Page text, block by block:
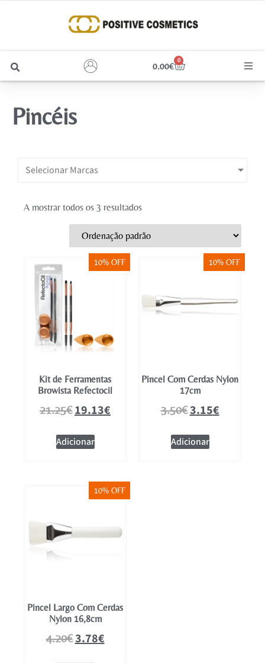
0.00€
0
Unhas
Mobiliário
Pincéis
Selecionar Marcas
A mostrar todos os 3 resultados
10% OFF
Kit de Ferramentas
Browista Refectocil
21.25€19.13€
Adicionar
10% OFF
Pincel Com Cerdas Nylon
17cm
3.50€3.15€
Adicionar
10% OFF
Pincel Largo Com Cerdas
Nylon 16,8cm
4.20€3.78€